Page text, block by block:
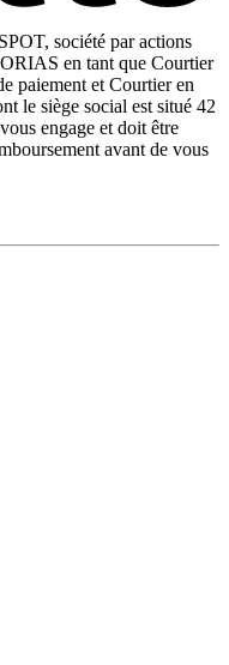
société par actions
en tant que Courtier
paiement et Courtier en
le siège social est situé 42
engage et doit être
avant de vous